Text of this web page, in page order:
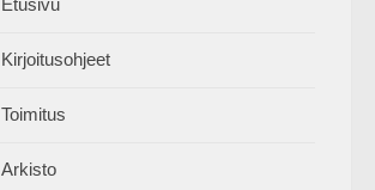
Etusivu
Kirjoitusohjeet
Toimitus
Arkisto